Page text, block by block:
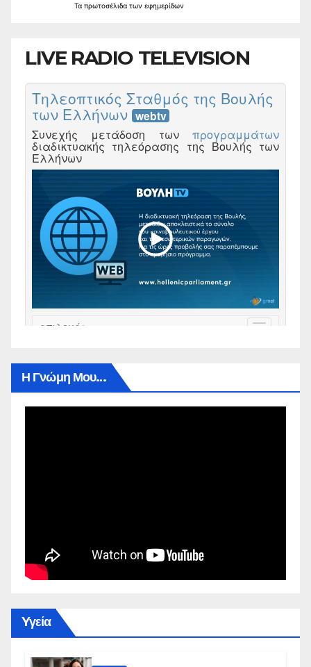
Τα πρωτοσέλιδα των εφημερίδων
LIVE RADIO TELEVISION
Η Γνώμη Μου…
Yγεία